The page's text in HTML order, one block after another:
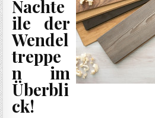
Nachte
ile der
Wendel
treppe
n im
Überbli
ck!